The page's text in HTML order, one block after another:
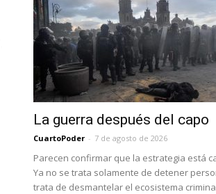
La guerra después del capo
CuartoPoder - 7 de agosto de 2026
Parecen confirmar que la estrategia está
Ya no se trata solamente de detener
trata de desmantelar el ecosistema